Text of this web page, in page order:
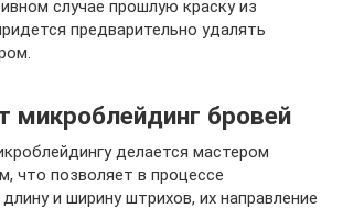
случае прошлую краску из
предварительно удалять
микроблейдинг бровей
делается мастером
что позволяет в процессе
и ширину штрихов, их направление